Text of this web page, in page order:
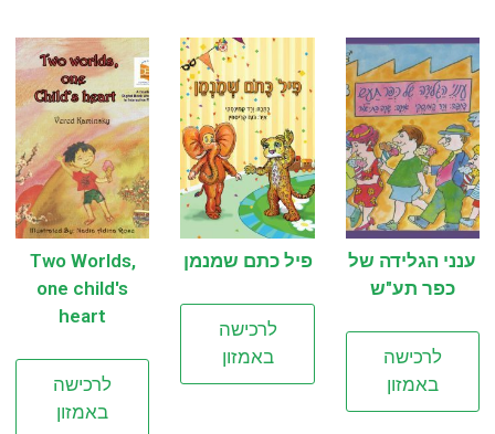
ענני הגלידה של
כפר תע"ש
לרכישה
באמזון
פיל כתם שמנמן
לרכישה
באמזון
Two Worlds,
one child's
heart
לרכישה
באמזון